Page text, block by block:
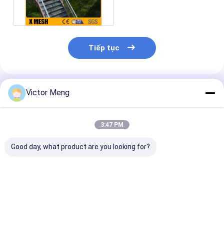
Tiếp tục
Sản Phẩm Khuyến Cáo
Victor Meng
3:47 PM
Good day, what product are you looking for?